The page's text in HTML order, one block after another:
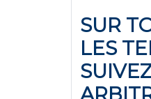
SUR
LES